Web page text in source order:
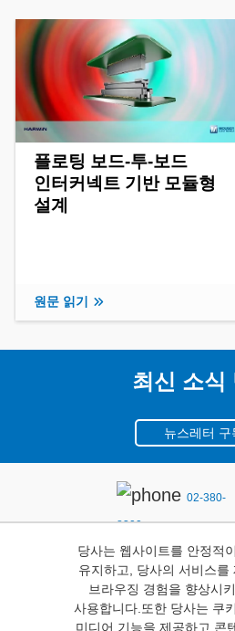
당사는 웹사이트를 안정적
유지하고, 당사의 서비스를
브라우징 경험을 향상시
사용합니다.또한 당사는 쿠
미디어 기능을 제공하고 콘
플로팅 보드-투-보드
인터커넥트 기반 모듈형
설계
원문 읽기
최신 소식
뉴스레터 구
02-380-
8300
서울시
마포구 월드컵북로 396
리꿈스퀘어 비즈니스타